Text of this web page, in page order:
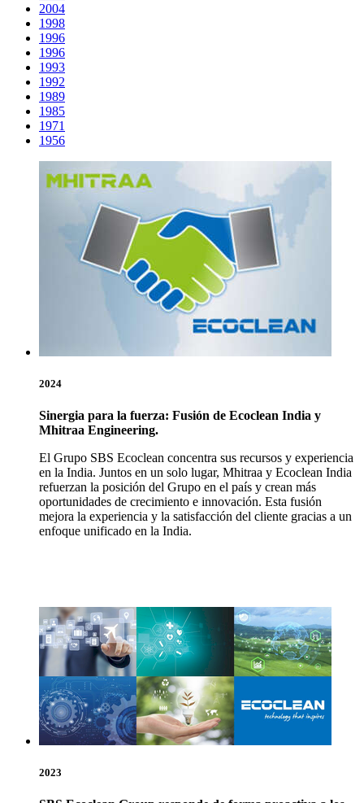
2004
1998
1996
1996
1993
1992
1989
1985
1971
1956
2024
Sinergia para la fuerza: Fusión de Ecoclean India y
Mhitraa Engineering.
El Grupo SBS Ecoclean concentra sus recursos y experiencia
en la India. Juntos en un solo lugar, Mhitraa y Ecoclean India
refuerzan la posición del Grupo en el país y crean más
oportunidades de crecimiento e innovación. Esta fusión
mejora la experiencia y la satisfacción del cliente gracias a un
enfoque unificado en la India.
2023